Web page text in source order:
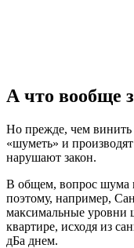
А что вообще
Но прежде, чем винить
«шуметь» и
нарушают закон.
В общем, вопрос шума
поэтому, например,
максимальные уровни
квартире, исходя из
дБа днем.